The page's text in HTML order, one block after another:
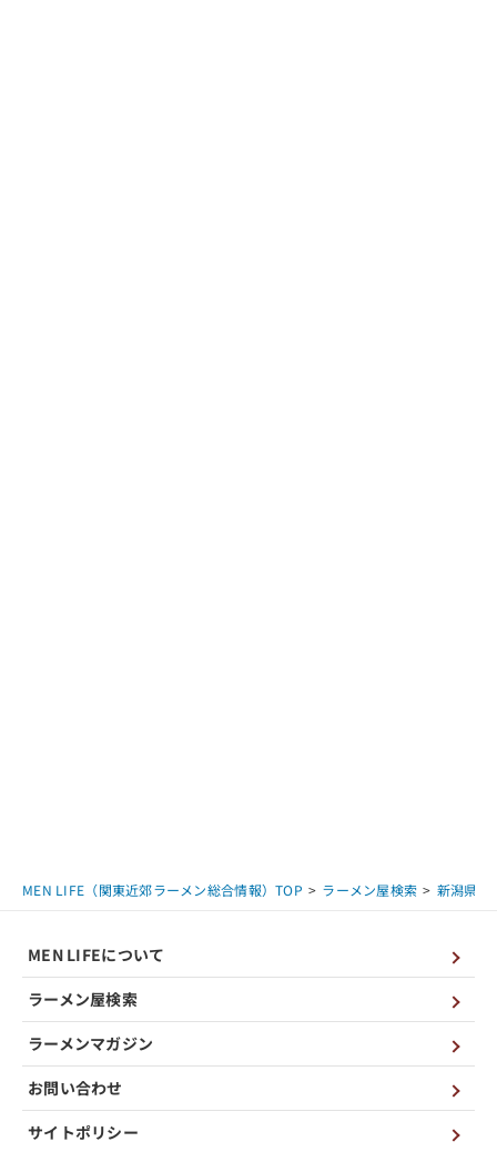
MEN LIFE（関東近郊ラーメン総合情報）TOP ラーメン屋検索 新潟県
MEN LIFEについて
ラーメン屋検索
ラーメンマガジン
お問い合わせ
サイトポリシー